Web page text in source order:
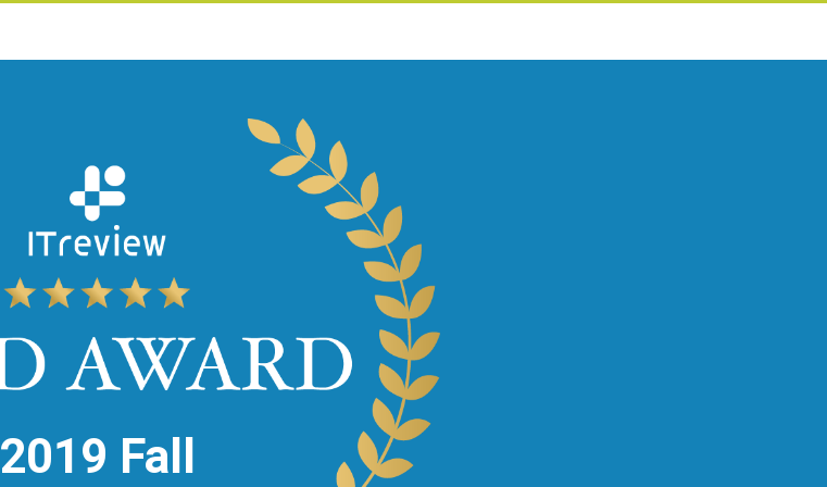
2019 Fall